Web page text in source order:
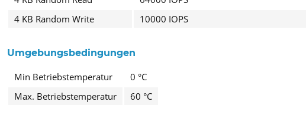
4 KB Random Write
10000 IOPS
Umgebungsbedingungen
Min Betriebstemperatur
0 °C
Max. Betriebstemperatur
60 °C